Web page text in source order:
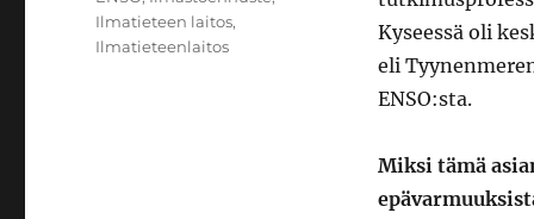
Kyseessä oli
eli
ENSO:sta.
Miksi tämä
Ilmatieteen laitos,
Ilmatieteenlaitos